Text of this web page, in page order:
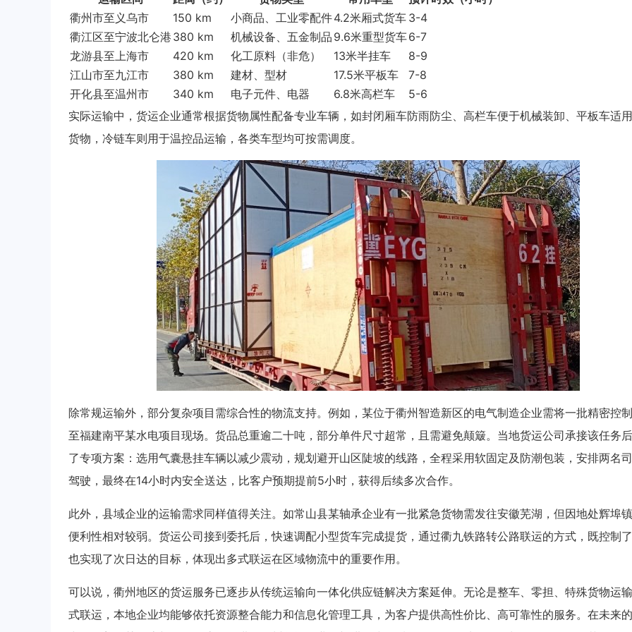
衢州市至义乌市
150 km 小商品、工业零配件4.2米厢式货车 3-4
衢江区至宁波北仑港 380 km 机械设备、五金制品 9.6米重型货车6-7
龙游县至上海市
420 km 化工原料（非危） 13米半挂车
8-9
江山市至九江市
380 km 建材、型材 17.5米平板车
7-8
开化县至温州市
340 km 电子元件、电器 6.8米高栏车
5-6
实际运输中，货运企业通常根据货物属性配备专业车辆，如封闭厢车防雨防尘、高栏车便于机械装卸、平板车适
货物，冷链车则用于温控品运输，各类车型均可按需调度。
除常规运输外，部分复杂项目需综合性的物流支持。例如，某位于衢州智造新区的电气制造企业需将一批精密控
至福建南平某水电项目现场。货品总重逾二十吨，部分单件尺寸超常，且需避免颠簸。当地货运公司承接该任务
了专项方案：选用气囊悬挂车辆以减少震动，规划避开山区陡坡的线路，全程采用软固定及防潮包装，安排两名
驾驶，最终在14小时内安全送达，比客户预期提前5小时，获得后续多次合作。
此外，县域企业的运输需求同样值得关注。如常山县某轴承企业有一批紧急货物需发往安徽芜湖，但因地处辉埠
便利性相对较弱。货运公司接到委托后，快速调配小型货车完成提货，通过衢九铁路转公路联运的方式，既控制
也实现了次日达的目标，体现出多式联运在区域物流中的重要作用。
可以说，衢州地区的货运服务已逐步从传统运输向一体化供应链解决方案延伸。无论是整车、零担、特殊货物运
式联运，本地企业均能够依托资源整合能力和信息化管理工具，为客户提供高性价比、高可靠性的服务。在未来